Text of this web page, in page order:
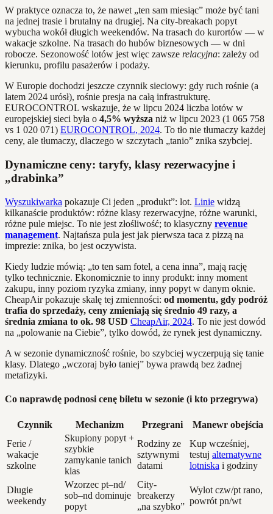
W praktyce oznacza to, że nawet „ten sam miesiąc” może być tani
na jednej trasie i brutalny na drugiej. Na city-breakach popyt
wybucha wokół długich weekendów. Na trasach do kurortów — w
wakacje szkolne. Na trasach do hubów biznesowych — w dni
robocze. Sezonowość lotów jest więc zawsze relacyjna: zależy od
kierunku, profilu pasażerów i podaży.
W Europie dochodzi jeszcze czynnik sieciowy: gdy ruch rośnie (a
latem 2024 urósł), rośnie presja na całą infrastrukturę.
EUROCONTROL wskazuje, że w lipcu 2024 liczba lotów w
europejskiej sieci była o 4,5% wyższa niż w lipcu 2023 (1 065 758
vs 1 020 071) EUROCONTROL, 2024. To tło nie tłumaczy każdej
ceny, ale tłumaczy, dlaczego w szczytach „tanio” znika szybciej.
Dynamiczne ceny: taryfy, klasy rezerwacyjne i
„drabinka”
Wyszukiwarka pokazuje Ci jeden „produkt”: lot. Linie widzą
kilkanaście produktów: różne klasy rezerwacyjne, różne warunki,
różne pule miejsc. To nie jest złośliwość; to klasyczny revenue
management. Najtańsza pula jest jak pierwsza taca z pizzą na
imprezie: znika, bo jest oczywista.
Kiedy ludzie mówią: „to ten sam fotel, a cena inna”, mają rację
tylko technicznie. Ekonomicznie to inny produkt: inny moment
zakupu, inny poziom ryzyka zmiany, inny popyt w danym oknie.
CheapAir pokazuje skalę tej zmienności: od momentu, gdy podróż
trafia do sprzedaży, ceny zmieniają się średnio 49 razy, a
średnia zmiana to ok. 98 USD CheapAir, 2024. To nie jest dowód
na „polowanie na Ciebie”, tylko dowód, że rynek jest dynamiczny.
A w sezonie dynamiczność rośnie, bo szybciej wyczerpują się tanie
klasy. Dlatego „wczoraj było taniej” bywa prawdą bez żadnej
metafizyki.
Co naprawdę podnosi cenę biletu w sezonie (i kto przegrywa)
Czynnik Mechanizm Przegrani
Manewr obejścia
Ferie /
wakacje
szkolne
Skupiony popyt +
szybkie
zamykanie tanich
klas
Rodziny ze
sztywnymi
datami
Kup wcześniej,
testuj alternatywne
lotniska i godziny
Długie
weekendy
Wzorzec pt–nd/
sob–nd dominuje
popyt
City-
breakerzy
„na szybko”
Wylot czw/pt rano,
powrót pn/wt